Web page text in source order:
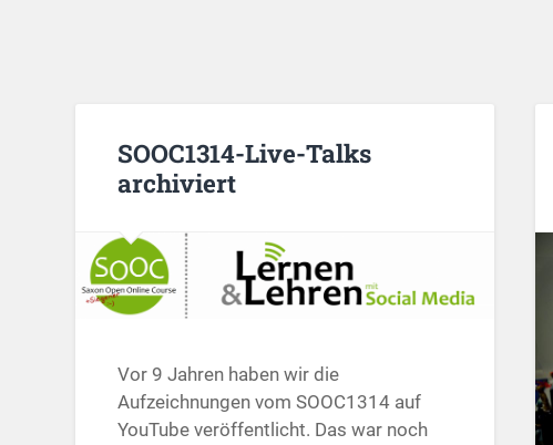
SOOC1314-Live-Talks
archiviert
Vor 9 Jahren haben wir die
Aufzeichnungen vom SOOC1314 auf
YouTube veröffentlicht. Das war noch